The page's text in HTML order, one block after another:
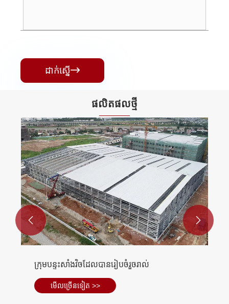
ដាក់ស្នើ
ផលិតផល​ថ្មី
អគារសិក្ខាសាលារចនាសម្ព័នដែកថែប
មើល​ច្រើន​ទៀត >>
 